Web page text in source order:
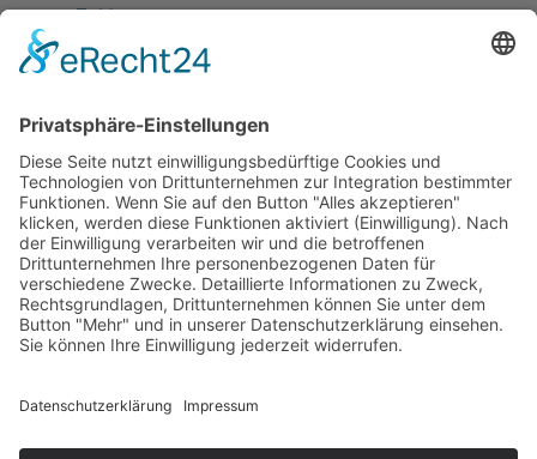
Zahlungsarten
Widerruf
0 42 31 - 970 661
Zahlungsmöglichkeiten:Rechnung, Vorkasse